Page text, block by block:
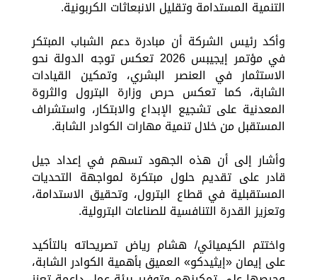
التنمية المستدامة وتقليل الانبعاثات الكربونية.
وأكد رئيس الشركة أن مبادرة دعم الشباب المبتكر
في مؤتمر إيجيبس 2026 تعكس توجه الدولة نحو
الاستثمار في العنصر البشري، وتمكين القيادات
الشابة، كما تعكس حرص وزارة البترول والثروة
المعدنية على تشجيع الإبداع والابتكار، واستشراف
المستقبل من خلال تنمية مهارات الكوادر الشابة.
وأشار إلى أن هذه الجهود تسهم في إعداد جيل
قادر على تقديم حلول مبتكرة لمواجهة التحديات
المستقبلية في قطاع البترول، وتحقيق الاستدامة،
وتعزيز القدرة التنافسية للصناعات البترولية.
واختتم الكيميائي/ هشام رياض تصريحاته بالتأكيد
على إيمان «إيثيدكو» العميق بأهمية الكوادر الشابة،